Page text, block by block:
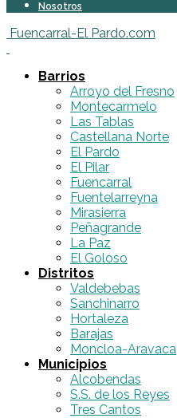
Nosotros
Fuencarral-El Pardo.com
Barrios
Arroyo del Fresno
Montecarmelo
Las Tablas
Castellana Norte
El Pardo
El Pilar
Fuencarral
Fuentelarreyna
Mirasierra
Peñagrande
La Paz
El Goloso
Distritos
Valdebebas
Sanchinarro
Hortaleza
Barajas
Moncloa-Aravaca
Municipios
Alcobendas
S.S. de los Reyes
Tres Cantos